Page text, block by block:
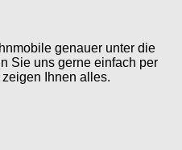
genauer unter die
Sie uns gerne einfach per
Ihnen alles.